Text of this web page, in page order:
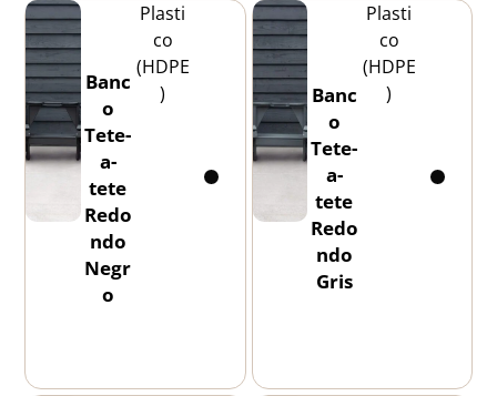
Banc
o
Tete-
a-
tete
Redo
ndo
Negr
o
Plasti
co
(HDPE
)
Banc
o
Tete-
a-
tete
Redo
ndo
Gris
Plasti
co
(HDPE
)